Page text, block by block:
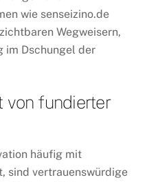
wie senseizino.de
Wegweisern,
im Dschungel der
von fundierter
häufig mit
sind vertrauenswürdige